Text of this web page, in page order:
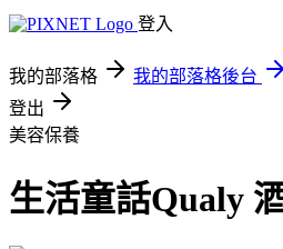
登入
我的部落格 我的部落格後台
登出
美容保養
生活童話Qualy